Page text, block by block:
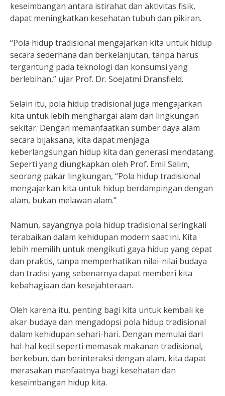
keseimbangan antara istirahat dan aktivitas fisik,
dapat meningkatkan kesehatan tubuh dan pikiran.
“Pola hidup tradisional mengajarkan kita untuk hidup
secara sederhana dan berkelanjutan, tanpa harus
tergantung pada teknologi dan konsumsi yang
berlebihan,” ujar Prof. Dr. Soejatmi Dransfield.
Selain itu, pola hidup tradisional juga mengajarkan
kita untuk lebih menghargai alam dan lingkungan
sekitar. Dengan memanfaatkan sumber daya alam
secara bijaksana, kita dapat menjaga
keberlangsungan hidup kita dan generasi mendatang.
Seperti yang diungkapkan oleh Prof. Emil Salim,
seorang pakar lingkungan, “Pola hidup tradisional
mengajarkan kita untuk hidup berdampingan dengan
alam, bukan melawan alam.”
Namun, sayangnya pola hidup tradisional seringkali
terabaikan dalam kehidupan modern saat ini. Kita
lebih memilih untuk mengikuti gaya hidup yang cepat
dan praktis, tanpa memperhatikan nilai-nilai budaya
dan tradisi yang sebenarnya dapat memberi kita
kebahagiaan dan kesejahteraan.
Oleh karena itu, penting bagi kita untuk kembali ke
akar budaya dan mengadopsi pola hidup tradisional
dalam kehidupan sehari-hari. Dengan memulai dari
hal-hal kecil seperti memasak makanan tradisional,
berkebun, dan berinteraksi dengan alam, kita dapat
merasakan manfaatnya bagi kesehatan dan
keseimbangan hidup kita.